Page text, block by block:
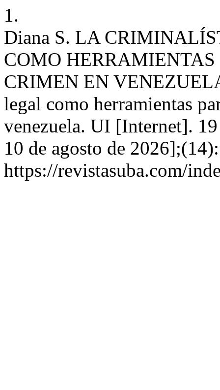
1.
Diana S. LA
COMO
CRIMEN EN
legal como herramientas
venezuela. UI [Internet].
10 de agosto de
https://revistasuba.com/